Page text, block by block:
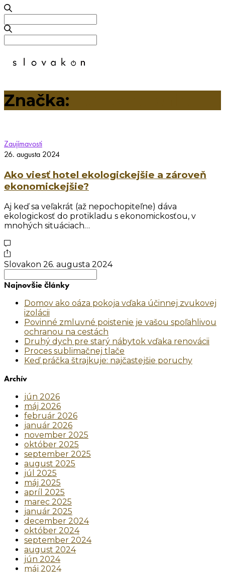
for:
Značka:
Zaujímavosti
26. augusta 2024
Ako viesť hotel ekologickejšie a zároveň
ekonomickejšie?
Aj keď sa veľakrát (až nepochopiteľne) dáva
ekologickosť do protikladu s ekonomickosťou, v
mnohých situáciach…
Slovakon 26. augusta 2024
for:
Najnovšie články
Domov ako oáza pokoja vďaka účinnej zvukovej
izolácii
Povinné zmluvné poistenie je vašou spoľahlivou
ochranou na cestách
Druhý dych pre starý nábytok vďaka renovácii
Proces sublimačnej tlače
Keď práčka štrajkuje: najčastejšie poruchy
Archív
jún 2026
máj 2026
február 2026
január 2026
november 2025
október 2025
september 2025
august 2025
júl 2025
máj 2025
apríl 2025
marec 2025
január 2025
december 2024
október 2024
september 2024
august 2024
jún 2024
máj 2024